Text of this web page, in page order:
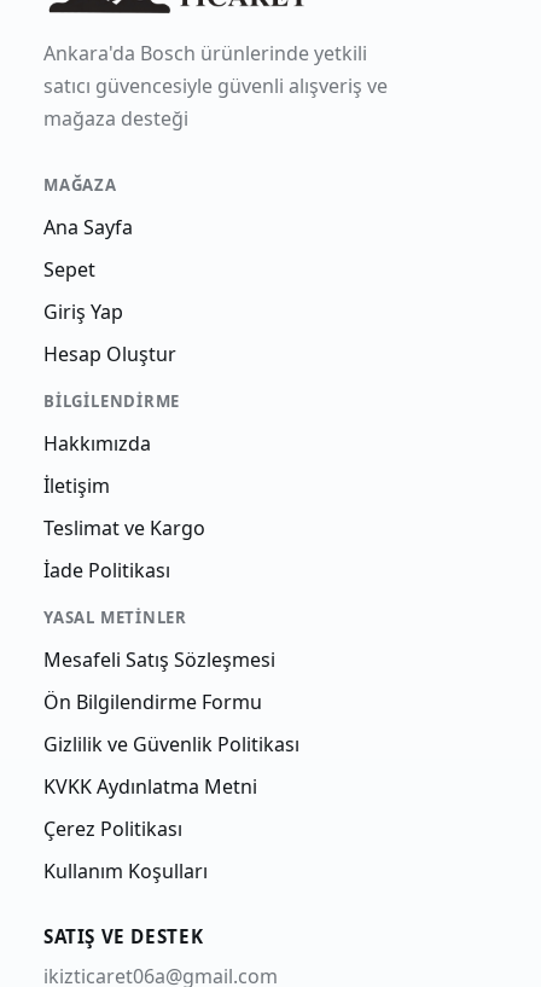
Ankara'da Bosch ürünlerinde yetkili
satıcı güvencesiyle güvenli alışveriş ve
mağaza desteği
MAĞAZA
Ana Sayfa
Sepet
Giriş Yap
Hesap Oluştur
BILGILENDIRME
Hakkımızda
İletişim
Teslimat ve Kargo
İade Politikası
YASAL METINLER
Mesafeli Satış Sözleşmesi
Ön Bilgilendirme Formu
Gizlilik ve Güvenlik Politikası
KVKK Aydınlatma Metni
Çerez Politikası
Kullanım Koşulları
SATIŞ VE DESTEK
ikizticaret06a@gmail.com